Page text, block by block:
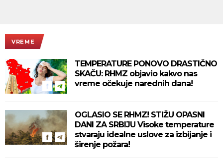
VREME
TEMPERATURE PONOVO DRASTIČNO
SKAČU: RHMZ objavio kakvo nas
vreme očekuje narednih dana!
OGLASIO SE RHMZ! STIŽU OPASNI
DANI ZA SRBIJU Visoke temperature
stvaraju idealne uslove za izbijanje i
širenje požara!